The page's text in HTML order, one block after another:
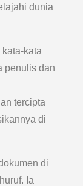
dunia
kata
penulis dan
tercipta
di
di
Ia